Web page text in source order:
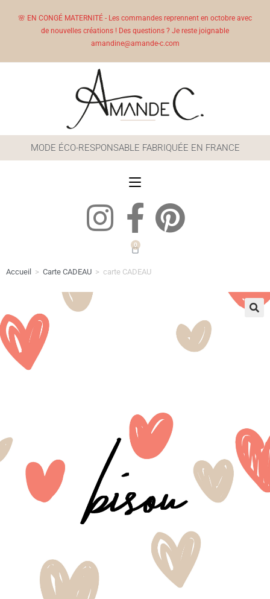
🌸 EN CONGÉ MATERNITÉ - Les commandes reprennent en octobre avec
de nouvelles créations ! Des questions ? Je reste joignable
amandine@amande-c.com
MODE ÉCO-RESPONSABLE FABRIQUÉE EN FRANCE
0
Accueil > Carte CADEAU > carte CADEAU